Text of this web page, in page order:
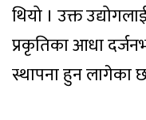
थियो । उक्त
प्रकृतिका आधा
स्थापना हुन लागेका